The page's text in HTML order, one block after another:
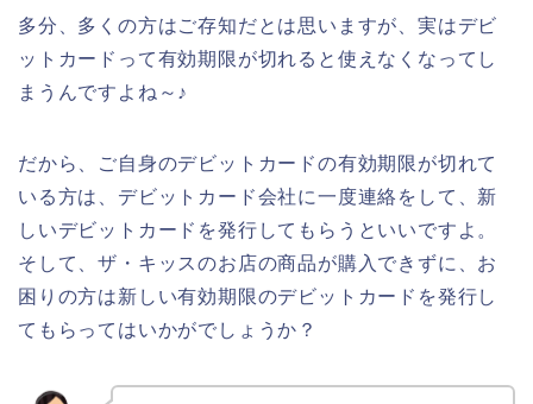
多分、多くの方はご存知だとは思いますが、実はデビ
ットカードって有効期限が切れると使えなくなってし
まうんですよね～♪
だから、ご自身のデビットカードの有効期限が切れて
いる方は、デビットカード会社に一度連絡をして、新
しいデビットカードを発行してもらうといいですよ。
そして、ザ・キッスのお店の商品が購入できずに、お
困りの方は新しい有効期限のデビットカードを発行し
てもらってはいかがでしょうか？